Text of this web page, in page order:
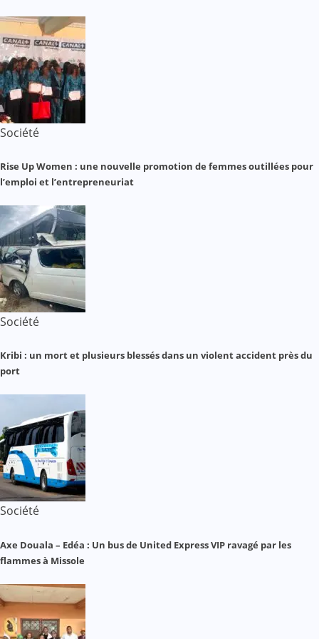
Société
Rise Up Women : une nouvelle promotion de femmes outillées pour
l’emploi et l’entrepreneuriat
Société
Kribi : un mort et plusieurs blessés dans un violent accident près du
port
Société
Axe Douala – Edéa : Un bus de United Express VIP ravagé par les
flammes à Missole